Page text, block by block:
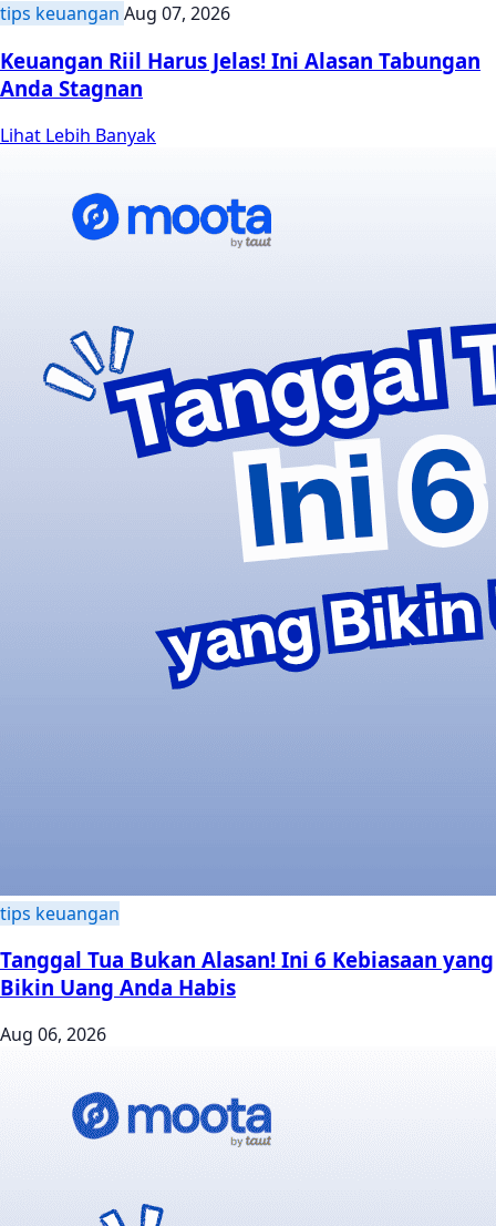
tips keuangan Aug 07, 2026
Keuangan Riil Harus Jelas! Ini Alasan Tabungan
Anda Stagnan
Lihat Lebih Banyak
tips keuangan
Tanggal Tua Bukan Alasan! Ini 6 Kebiasaan yang
Bikin Uang Anda Habis
Aug 06, 2026